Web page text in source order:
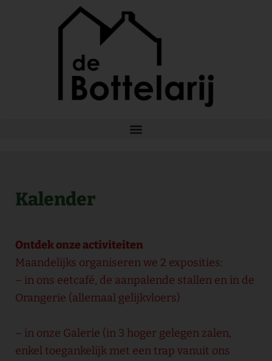
Kalender
Ontdek onze activiteiten
Maandelijks organiseren we 2 exposities:
– in ons eetcafé, de aanpalende stallen en in de
Orangerie (allemaal gelijkvloers)
– in onze Galerie (in 3 hoger gelegen zalen,
enkel toegankelijk met een trap vanuit ons